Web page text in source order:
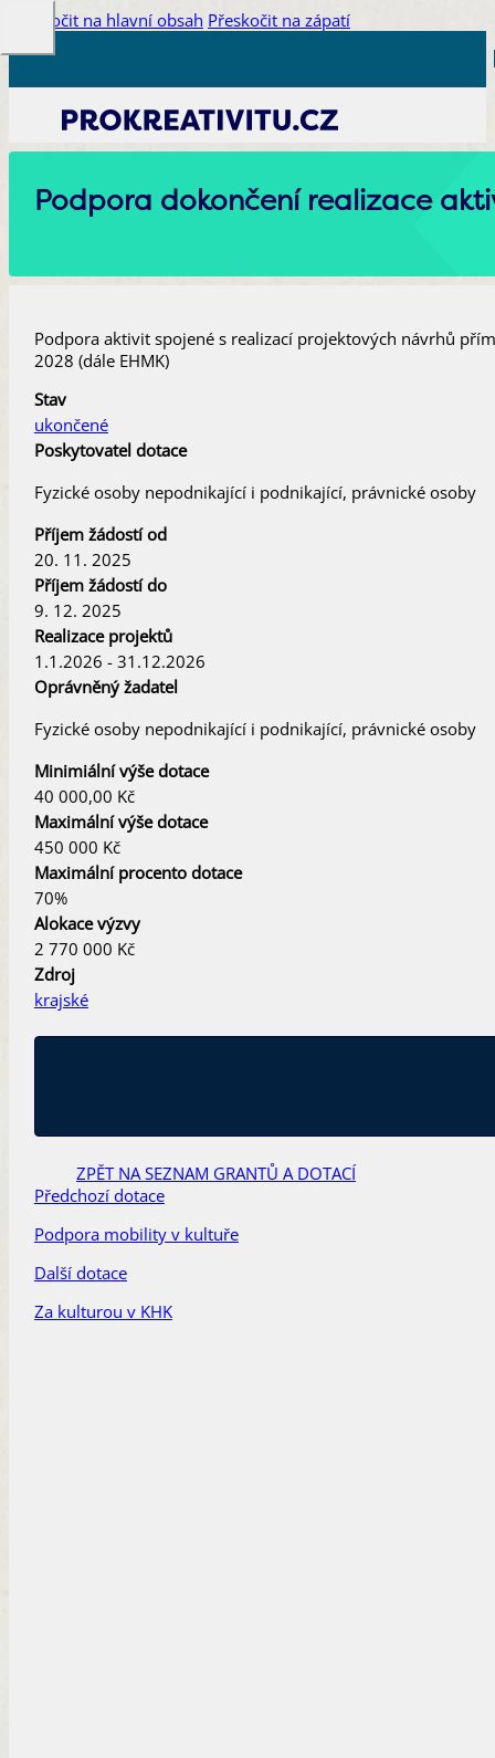
Přeskočit na hlavní obsah Přeskočit na zápatí
Podpora dokončení realizace
Podpora aktivit spojené s realizací projektových návrhů
2028 (dále EHMK)
Stav
ukončené
Poskytovatel dotace
Fyzické osoby nepodnikající i podnikající, právnické osoby
Příjem žádostí od
20. 11. 2025
Příjem žádostí do
9. 12. 2025
Realizace projektů
1.1.2026 - 31.12.2026
Oprávněný žadatel
Fyzické osoby nepodnikající i podnikající, právnické osoby
Minimiální výše dotace
40 000,00 Kč
Maximální výše dotace
450 000 Kč
Maximální procento dotace
70%
Alokace výzvy
2 770 000 Kč
Zdroj
krajské
ZPĚT NA SEZNAM GRANTŮ A DOTACÍ
Předchozí dotace
Podpora mobility v kultuře
Další dotace
Za kulturou v KHK